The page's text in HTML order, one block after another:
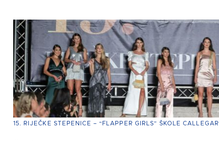
15. RIJEČKE STEPENICE – “FLAPPER GIRLS” ŠKOLE